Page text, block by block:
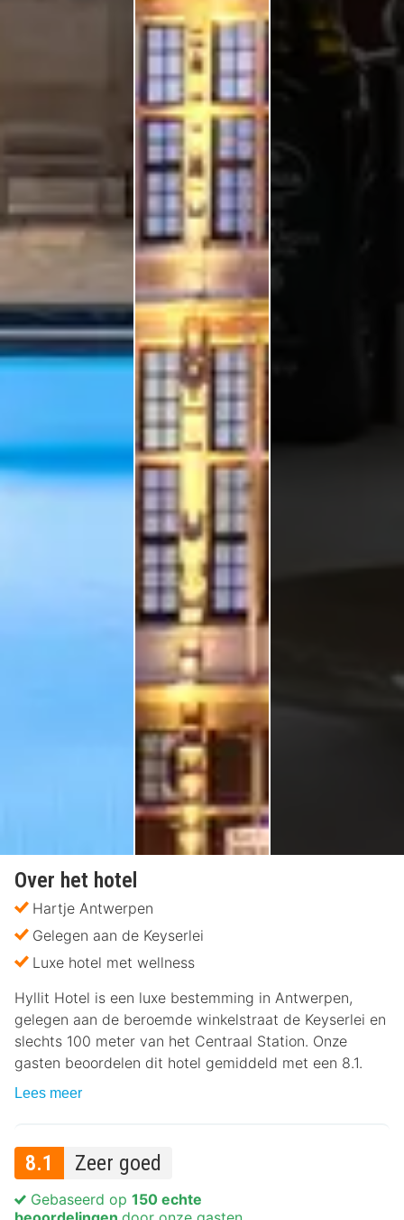
Over het hotel
Hartje Antwerpen
Gelegen aan de Keyserlei
Luxe hotel met wellness
Hyllit Hotel is een luxe bestemming in Antwerpen,
gelegen aan de beroemde winkelstraat de Keyserlei en
slechts 100 meter van het Centraal Station. Onze
gasten beoordelen dit hotel gemiddeld met een 8.1.
Lees meer
8.1 Zeer goed
Gebaseerd op 150 echte